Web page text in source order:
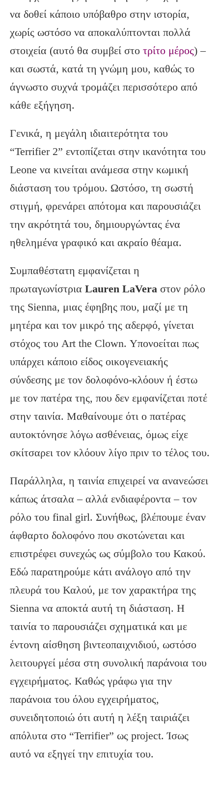
να δοθεί κάποιο υπόβαθρο στην ιστορία,
χωρίς ωστόσο να αποκαλύπτονται πολλά
στοιχεία (αυτό θα συμβεί στο τρίτο μέρος) –
και σωστά, κατά τη γνώμη μου, καθώς το
άγνωστο συχνά τρομάζει περισσότερο από
κάθε εξήγηση.
Γενικά, η μεγάλη ιδιαιτερότητα του
“Terrifier 2” εντοπίζεται στην ικανότητα του
Leone να κινείται ανάμεσα στην κωμική
διάσταση του τρόμου. Ωστόσο, τη σωστή
στιγμή, φρενάρει απότομα και παρουσιάζει
την ακρότητά του, δημιουργώντας ένα
ηθελημένα γραφικό και ακραίο θέαμα.
Συμπαθέστατη εμφανίζεται η
πρωταγωνίστρια Lauren LaVera στον ρόλο
της Sienna, μιας έφηβης που, μαζί με τη
μητέρα και τον μικρό της αδερφό, γίνεται
στόχος του Art the Clown. Υπονοείται πως
υπάρχει κάποιο είδος οικογενειακής
σύνδεσης με τον δολοφόνο-κλόουν ή έστω
με τον πατέρα της, που δεν εμφανίζεται ποτέ
στην ταινία. Μαθαίνουμε ότι ο πατέρας
αυτοκτόνησε λόγω ασθένειας, όμως είχε
σκίτσαρει τον κλόουν λίγο πριν το τέλος του.
Παράλληλα, η ταινία επιχειρεί να ανανεώσει
κάπως άτσαλα – αλλά ενδιαφέροντα – τον
ρόλο του final girl. Συνήθως, βλέπουμε έναν
άφθαρτο δολοφόνο που σκοτώνεται και
επιστρέφει συνεχώς ως σύμβολο του Κακού.
Εδώ παρατηρούμε κάτι ανάλογο από την
πλευρά του Καλού, με τον χαρακτήρα της
Sienna να αποκτά αυτή τη διάσταση. Η
ταινία το παρουσιάζει σχηματικά και με
έντονη αίσθηση βιντεοπαιχνιδιού, ωστόσο
λειτουργεί μέσα στη συνολική παράνοια του
εγχειρήματος. Καθώς γράφω για την
παράνοια του όλου εγχειρήματος,
συνειδητοποιώ ότι αυτή η λέξη ταιριάζει
απόλυτα στο “Terrifier” ως project. Ίσως
αυτό να εξηγεί την επιτυχία του.